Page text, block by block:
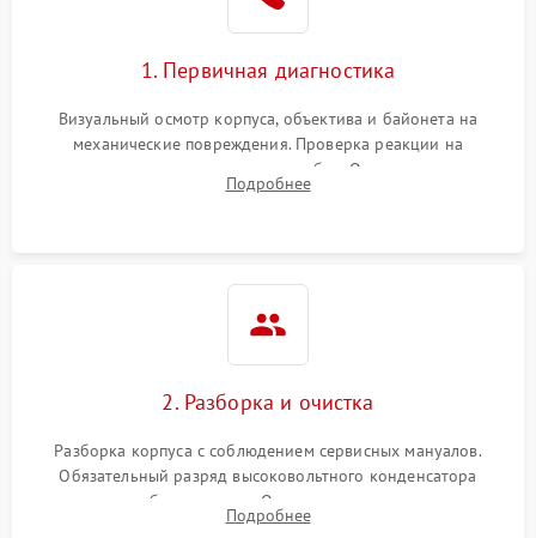
1. Первичная диагностика
Визуальный осмотр корпуса, объектива и байонета на
механические повреждения. Проверка реакции на
включение, считывание кодов ошибок. Оценка состояния
матрицы и затвора, проверка работы автофокуса и вспышки.
Подробнее
2. Разборка и очистка
Разборка корпуса с соблюдением сервисных мануалов.
Обязательный разряд высоковольтного конденсатора
вспышки для безопасности. Очистка внутренних узлов от
пыли, песка и следов влаги с помощью спецсредств.
Подробнее